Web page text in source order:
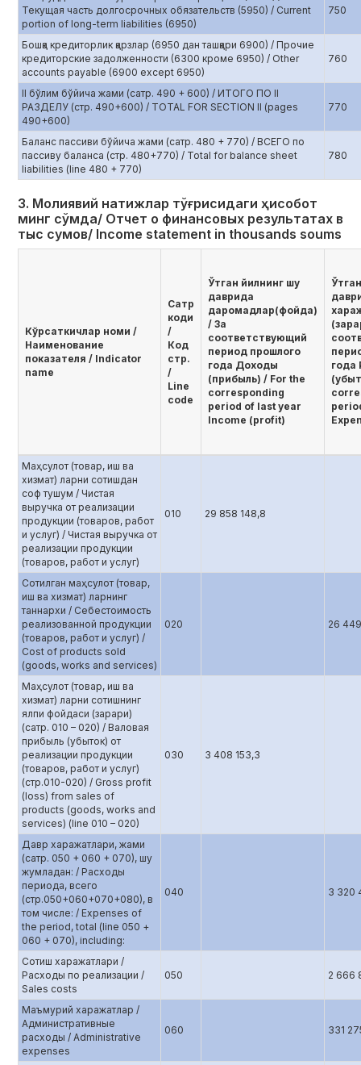
Текущая часть долгосрочных обязательств (5950) / Current
portion of long-term liabilities (6950)
750
Бошқа кредиторлик қарзлар (6950 дан ташқари 6900) / Прочие
кредиторские задолженности (6300 кроме 6950) / Other
accounts payable (6900 except 6950)
760
II бўлим бўйича жами (сатр. 490 + 600) / ИТОГО ПО II
РАЗДЕЛУ (стр. 490+600) / TOTAL FOR SECTION II (pages
490+600)
770
Баланс пассиви бўйича жами (сатр. 480 + 770) / ВСЕГО по
пассиву баланса (стр. 480+770) / Total for balance sheet
liabilities (line 480 + 770)
780
3. Молиявий натижлар тўғрисидаги ҳисобот
минг сўмда/ Отчет о финансовых результатах в
тыс сумов/ Income statement in thousands soums
Кўрсаткичлар номи /
Наименование
показателя / Indicator
name
Сатр
коди
/
Код
стр.
/
Line
code
Ўтган йилнинг шу
даврида
даромадлар(фойда)
/ За
соответствующий
период прошлого
года Доходы
(прибыль) / For the
corresponding
period of last year
Income (profit)
года
Маҳсулот (товар, иш ва
хизмат) ларни сотишдан
соф тушум / Чистая
выручка от реализации
продукции (товаров, работ
и услуг) / Чистая выручка от
реализации продукции
(товаров, работ и услуг)
010 29 858 148,8
Сотилган маҳсулот (товар,
иш ва хизмат) ларнинг
таннархи / Себестоимость
реализованной продукции
(товаров, работ и услуг) /
Cost of products sold
(goods, works and services)
020 26
Маҳсулот (товар, иш ва
хизмат) ларни сотишнинг
ялпи фойдаси (зарари)
(сатр. 010 – 020) / Валовая
прибыль (убыток) от
реализации продукции
(товаров, работ и услуг)
(стр.010-020) / Gross profit
(loss) from sales of
products (goods, works and
services) (line 010 – 020)
030 3 408 153,3
Давр харажатлари, жами
(сатр. 050 + 060 + 070), шу
жумладан: / Расходы
периода, всего
(стр.050+060+070+080), в
том числе: / Expenses of
the period, total (line 050 +
060 + 070), including:
040 3 320
Сотиш харажатлари /
Расходы по реализации /
Sales costs
050 2 666
Маъмурий харажатлар /
Административные
расходы / Administrative
expenses
060 331